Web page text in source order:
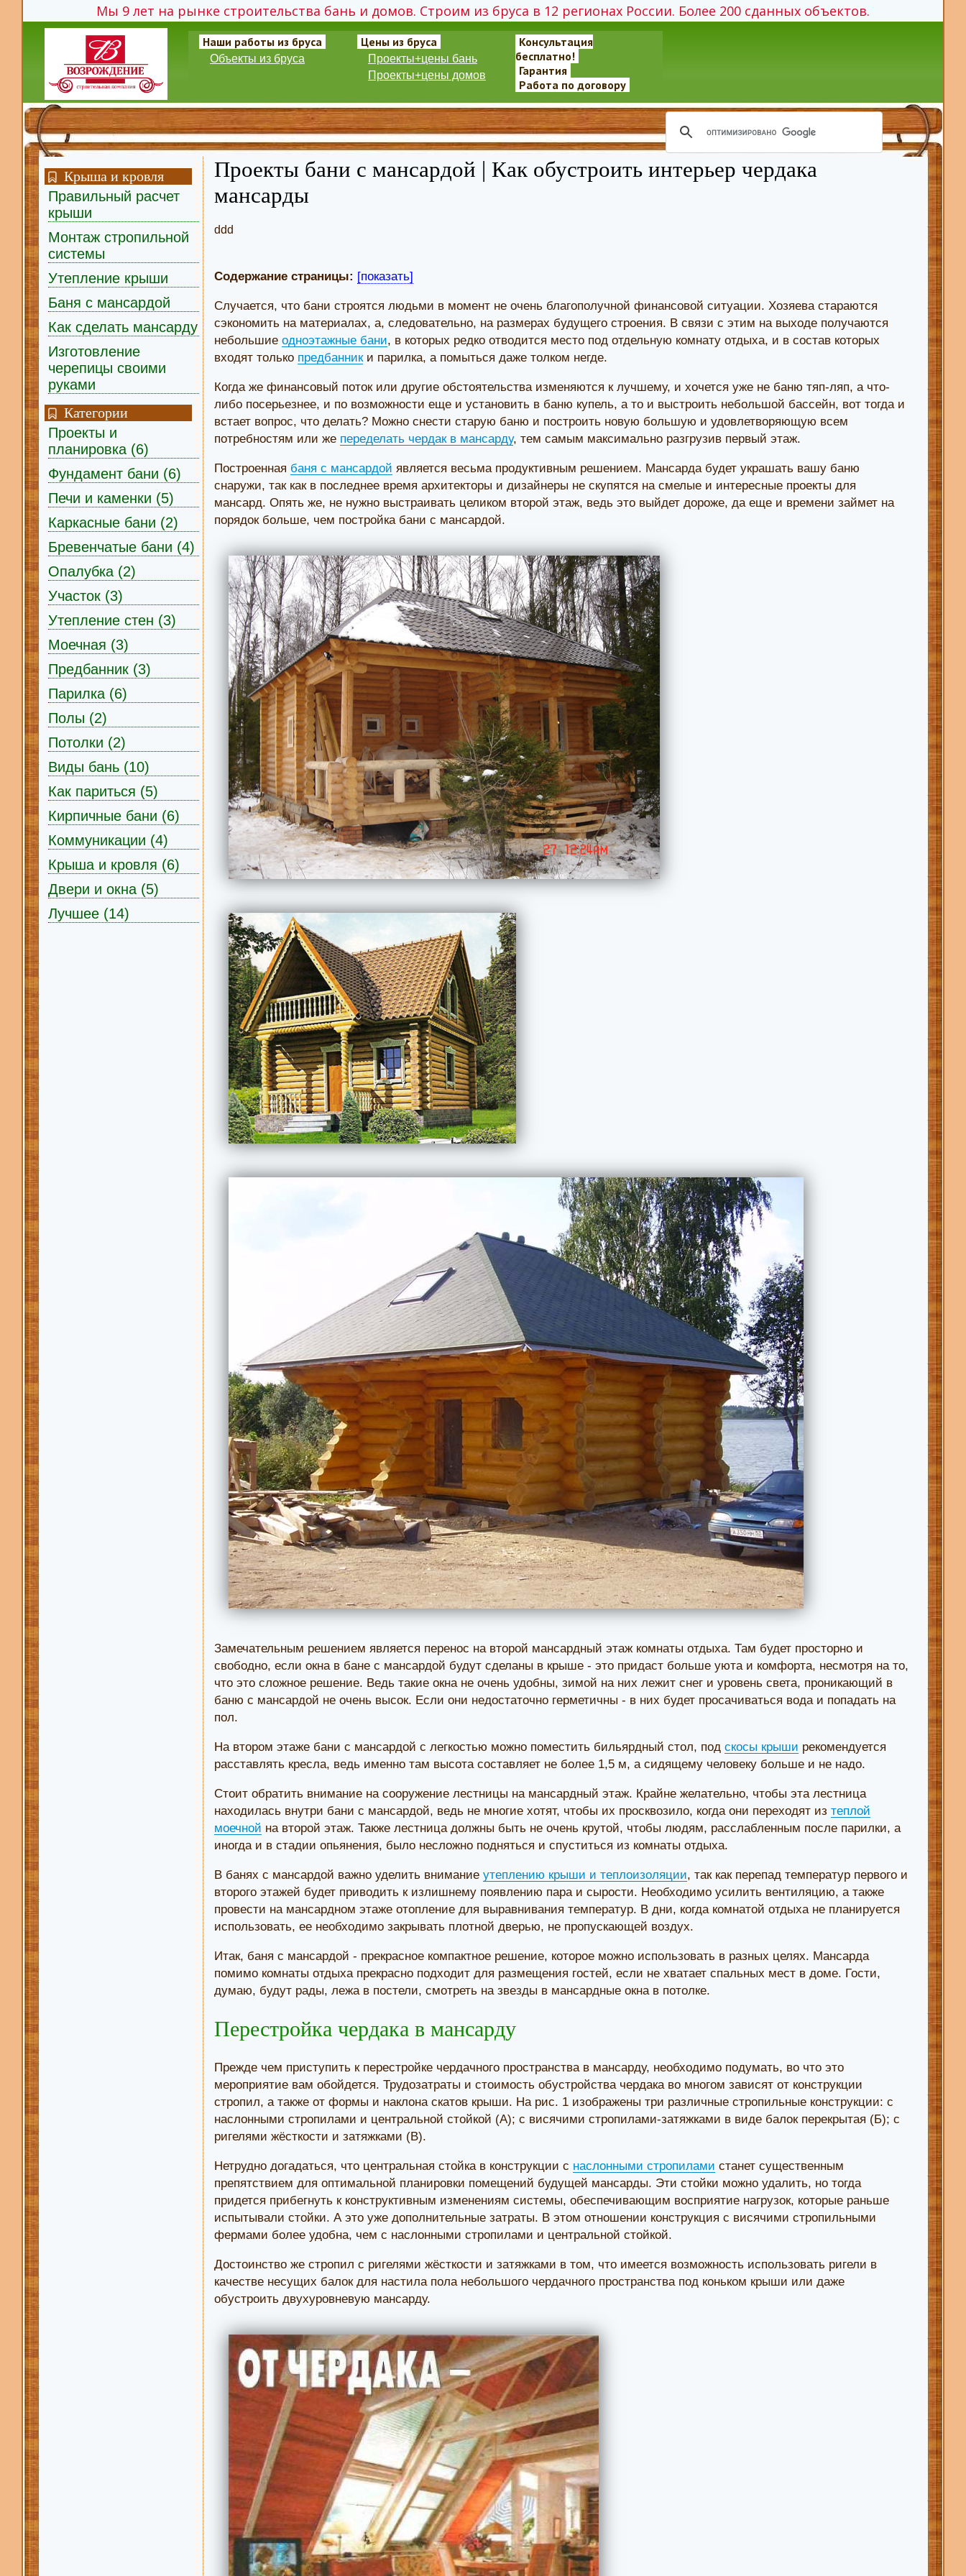
Мы 9 лет на рынке строительства бань и домов. Строим из бруса в 12 регионах России. Более 200 сданных объектов.
Наши работы из бруса
Объекты из бруса
Цены из бруса
Проекты+цены бань
Проекты+цены домов
Консультация
бесплатно!
Гарантия
Работа по договору
Крыша и кровля
Правильный расчет
крыши
Монтаж стропильной
системы
Утепление крыши
Баня с мансардой
Как сделать мансарду
Изготовление
черепицы своими
руками
Категории
Проекты и
планировка (6)
Фундамент бани (6)
Печи и каменки (5)
Каркасные бани (2)
Бревенчатые бани (4)
Опалубка (2)
Участок (3)
Утепление стен (3)
Моечная (3)
Предбанник (3)
Парилка (6)
Полы (2)
Потолки (2)
Виды бань (10)
Как париться (5)
Кирпичные бани (6)
Коммуникации (4)
Крыша и кровля (6)
Двери и окна (5)
Лучшее (14)
Проекты бани с мансардой | Как обустроить интерьер чердака
мансарды
ddd
Содержание страницы: [показать]
Случается, что бани строятся людьми в момент не очень благополучной финансовой ситуации. Хозяева стараются
сэкономить на материалах, а, следовательно, на размерах будущего строения. В связи с этим на выходе получаются
небольшие одноэтажные бани, в которых редко отводится место под отдельную комнату отдыха, и в состав которых
входят только предбанники парилка, а помыться даже толком негде.
Когда же финансовый поток или другие обстоятельства изменяются к лучшему, и хочется уже не баню тяп-ляп, а что-
либо посерьезнее, и по возможности еще и установить в баню купель, а то и выстроить небольшой бассейн, вот тогда и
встает вопрос, что делать? Можно снести старую баню и построить новую большую и удовлетворяющую всем
потребностям или же переделать чердак в мансарду, тем самым максимально разгрузив первый этаж.
Построенная баня с мансардой является весьма продуктивным решением. Мансарда будет украшать вашу баню
снаружи, так как в последнее время архитекторы и дизайнеры не скупятся на смелые и интересные проекты для
мансард. Опять же, не нужно выстраивать целиком второй этаж, ведь это выйдет дороже, да еще и времени займет на
порядок больше, чем постройка бани с мансардой.
Замечательным решением является перенос на второй мансардный этаж комнаты отдыха. Там будет просторно и
свободно, если окна в бане с мансардой будут сделаны в крыше - это придаст больше уюта и комфорта, несмотря на то,
что это сложное решение. Ведь такие окна не очень удобны, зимой на них лежит снег и уровень света, проникающий в
баню с мансардой не очень высок. Если они недостаточно герметичны - в них будет просачиваться вода и попадать на
пол.
На втором этаже бани с мансардой с легкостью можно поместить бильярдный стол, под скосы крыши рекомендуется
расставлять кресла, ведь именно там высота составляет не более 1,5 м, а сидящему человеку больше и не надо.
Стоит обратить внимание на сооружение лестницы на мансардный этаж. Крайне желательно, чтобы эта лестница
находилась внутри бани с мансардой, ведь не многие хотят, чтобы их просквозило, когда они переходят из теплой
моечной на второй этаж. Также лестница должны быть не очень крутой, чтобы людям, расслабленным после парилки, а
иногда и в стадии опьянения, было несложно подняться и спуститься из комнаты отдыха.
В банях с мансардой важно уделить внимание утеплению крыши и теплоизоляции, так как перепад температур первого и
второго этажей будет приводить к излишнему появлению пара и сырости. Необходимо усилить вентиляцию, а также
провести на мансардном этаже отопление для выравнивания температур. В дни, когда комнатой отдыха не планируется
использовать, ее необходимо закрывать плотной дверью, не пропускающей воздух.
Итак, баня с мансардой - прекрасное компактное решение, которое можно использовать в разных целях. Мансарда
помимо комнаты отдыха прекрасно подходит для размещения гостей, если не хватает спальных мест в доме. Гости,
думаю, будут рады, лежа в постели, смотреть на звезды в мансардные окна в потолке.
Перестройка чердака в мансарду
Прежде чем приступить к перестройке чердачного пространства в мансарду, необходимо подумать, во что это
мероприятие вам обойдется. Трудозатраты и стоимость обустройства чердака во многом зависят от конструкции
стропил, а также от формы и наклона скатов крыши. На рис. 1 изображены три различные стропильные конструкции: с
наслонными стропилами и центральной стойкой (А); с висячими стропилами-затяжками в виде балок перекрытая (Б); с
ригелями жёсткости и затяжками (В).
Нетрудно догадаться, что центральная стойка в конструкции с наслонными стропилами станет существенным
препятствием для оптимальной планировки помещений будущей мансарды. Эти стойки можно удалить, но тогда
придется прибегнуть к конструктивным изменениям системы, обеспечивающим восприятие нагрузок, которые раньше
испытывали стойки. А это уже дополнительные затраты. В этом отношении конструкция с висячими стропильными
фермами более удобна, чем с наслонными стропилами и центральной стойкой.
Достоинство же стропил с ригелями жёсткости и затяжками в том, что имеется возможность использовать ригели в
качестве несущих балок для настила пола небольшого чердачного пространства под коньком крыши или даже
обустроить двухуровневую мансарду.